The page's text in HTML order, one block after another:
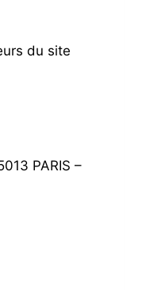
du site
PARIS –